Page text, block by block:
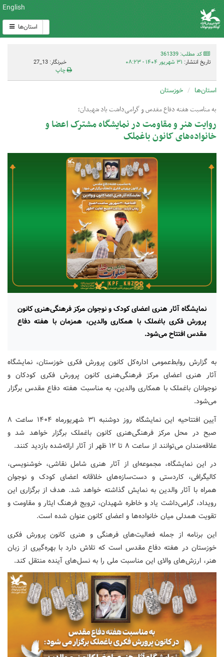
English
استان‌ها
کد مطلب: 361339
تاریخ انتشار: ۳۱ شهریور ۱۴۰۴ - ۰۸:۲۳
خبرنگار: 13_27
چاپ
استان‌ها خوزستان
به مناسبت هفته دفاع مقدس و گرامی‌داشت یاد شهیدان؛
روایت هنر و مقاومت در نمایشگاه مشترک اعضا و
خانواده‌های کانون باغملک
نمایشگاه آثار هنری اعضای کودک و نوجوان مرکز فرهنگی‌هنری کانون
پرورش فکری باغملک با همکاری والدین، همزمان با هفته دفاع
مقدس افتتاح می‌شود.
به گزارش روابط‌عمومی اداره‌کل کانون پرورش فکری خوزستان، نمایشگاه
آثار هنری اعضای مرکز فرهنگی‌هنری کانون پرورش فکری کودکان و
نوجوانان باغملک با همکاری والدین، به مناسبت هفته دفاع مقدس برگزار
می‌شود.
آیین افتتاحیه این نمایشگاه روز دوشنبه ۳۱ شهریورماه ۱۴۰۴ ساعت ۸
صبح در محل مرکز فرهنگی‌هنری کانون باغملک برگزار خواهد شد و
علاقه‌مندان می‌توانند از ساعت ۸ تا ۱۲ ظهر از آثار ارائه‌شده بازدید کنند.
در این نمایشگاه، مجموعه‌ای از آثار هنری شامل نقاشی، خوشنویسی،
کالیگرافی، کاردستی و دست‌سازه‌های خلاقانه اعضای کودک و نوجوان
همراه با آثار والدین به نمایش گذاشته خواهد شد. هدف از برگزاری این
رویداد، گرامی‌داشت یاد و خاطره شهیدان، ترویج فرهنگ ایثار و مقاومت و
تقویت همدلی میان خانواده‌ها و اعضای کانون عنوان شده است.
این برنامه از جمله فعالیت‌های فرهنگی و هنری کانون پرورش فکری
خوزستان در هفته دفاع مقدس است که تلاش دارد با بهره‌گیری از زبان
هنر، ارزش‌های والای این مناسبت ملی را به نسل‌های آینده منتقل کند.